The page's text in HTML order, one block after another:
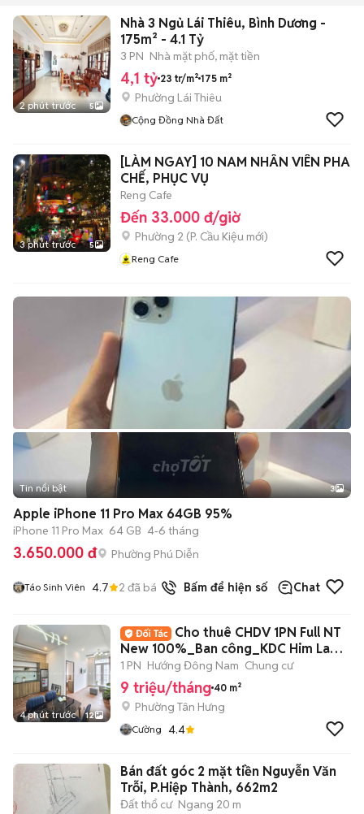
2 phút trước 5
Nhà 3 Ngủ Lái Thiêu, Bình Dương -
175m² - 4.1 Tỷ
3 PN Nhà mặt phố, mặt tiền
4,1 tỷ 23 tr/m² 175 m²
Phường Lái Thiêu
Cộng Đồng Nhà Đất
3 phút trước 5
[LÀM NGAY] 10 NAM NHÂN VIÊN PHA
CHẾ, PHỤC VỤ
Reng Cafe
Đến 33.000 đ/giờ
Phường 2 (P. Cầu Kiệu mới)
Reng Cafe
Tin nổi bật 3
Apple iPhone 11 Pro Max 64GB 95%
iPhone 11 Pro Max 64 GB 4-6 tháng
3.650.000 đ Phường Phú Diễn
Táo Sinh Viên 4.7 2 đã bán Bấm để hiện số Chat
4 phút trước 12
Cho thuê CHDV 1PN Full NT
New 100%_Ban công_KDC Him Lam
Quận 7.
1 PN Hướng Đông Nam Chung cư
9 triệu/tháng 40 m²
Phường Tân Hưng
Cường 4.4
Bán đất góc 2 mặt tiền Nguyễn Văn
Trỗi, P.Hiệp Thành, 662m2
Đất thổ cư Ngang 20 m